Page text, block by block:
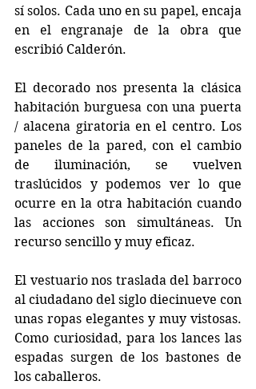
sí solos. Cada uno en su papel, encaja
en el engranaje de la obra que
escribió Calderón.
El decorado nos presenta la clásica
habitación burguesa con una puerta
/ alacena giratoria en el centro. Los
paneles de la pared, con el cambio
de iluminación, se vuelven
traslúcidos y podemos ver lo que
ocurre en la otra habitación cuando
las acciones son simultáneas. Un
recurso sencillo y muy eficaz.
El vestuario nos traslada del barroco
al ciudadano del siglo diecinueve con
unas ropas elegantes y muy vistosas.
Como curiosidad, para los lances las
espadas surgen de los bastones de
los caballeros.